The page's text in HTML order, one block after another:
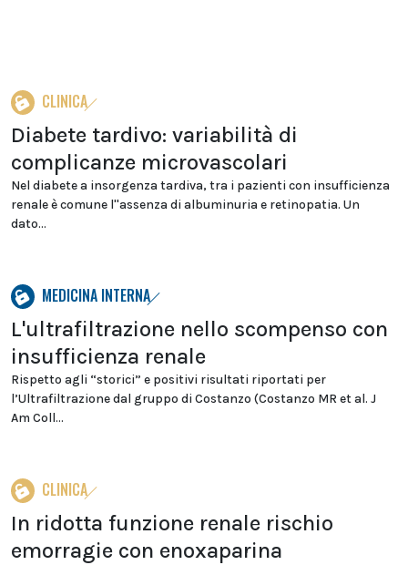
CLINICA
Diabete tardivo: variabilità di
complicanze microvascolari
Nel diabete a insorgenza tardiva, tra i pazienti con insufficienza
renale è comune l''assenza di albuminuria e retinopatia. Un
dato...
MEDICINA INTERNA
L'ultrafiltrazione nello scompenso con
insufficienza renale
Rispetto agli “storici” e positivi risultati riportati per
l’Ultrafiltrazione dal gruppo di Costanzo (Costanzo MR et al. J
Am Coll...
CLINICA
In ridotta funzione renale rischio
emorragie con enoxaparina